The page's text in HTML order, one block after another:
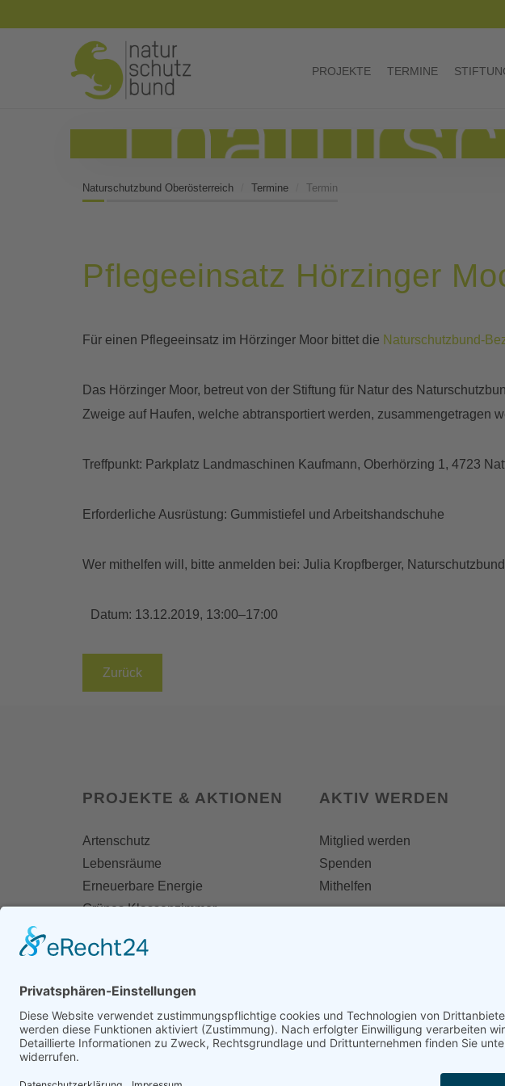
PROJEKTE TERMINE
Naturschutzbund Oberösterreich Termine Termin
Pflegeeinsatz Hörzinger
Für einen Pflegeeinsatz im Hörzinger Moor bittet die Naturschutzbund-
Das Hörzinger Moor, betreut von der Stiftung für Natur des
Zweige auf Haufen, welche abtransportiert werden, zusammengetragen
Treffpunkt: Parkplatz Landmaschinen Kaufmann, Oberhörzing 1, 4723
Erforderliche Ausrüstung: Gummistiefel und Arbeitshandschuhe
Wer mithelfen will, bitte anmelden bei: Julia Kropfberger,
Datum: 13.12.2019, 13:00–17:00
Zurück
PROJEKTE & AKTIONEN
Artenschutz
Lebensräume
Erneuerbare Energie
Grünes Klassenzimmer
Tage/Woche der Artenvielfalt
AKTIV WERDEN
Mitglied werden
Spenden
Mithelfen